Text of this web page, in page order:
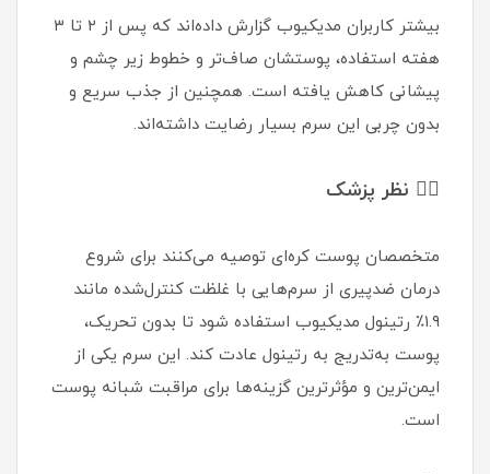
بیشتر کاربران مدیکیوب گزارش داده‌اند که پس از ۲ تا ۳
هفته استفاده، پوستشان صاف‌تر و خطوط زیر چشم و
پیشانی کاهش یافته است. همچنین از جذب سریع و
بدون چربی این سرم بسیار رضایت داشته‌اند.
👩‍⚕️ نظر پزشک
متخصصان پوست کره‌ای توصیه می‌کنند برای شروع
درمان ضدپیری از سرم‌هایی با غلظت کنترل‌شده مانند
۱.۹٪ رتینول مدیکیوب استفاده شود تا بدون تحریک،
پوست به‌تدریج به رتینول عادت کند. این سرم یکی از
ایمن‌ترین و مؤثرترین گزینه‌ها برای مراقبت شبانه پوست
است.